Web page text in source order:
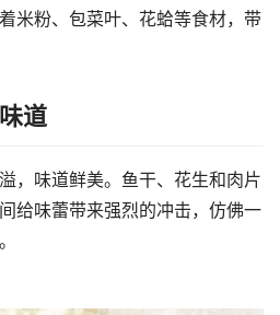
米粉、包菜叶、花蛤等食材，带
道
，味道鲜美。鱼干、花生和肉片
给味蕾带来强烈的冲击，仿佛一